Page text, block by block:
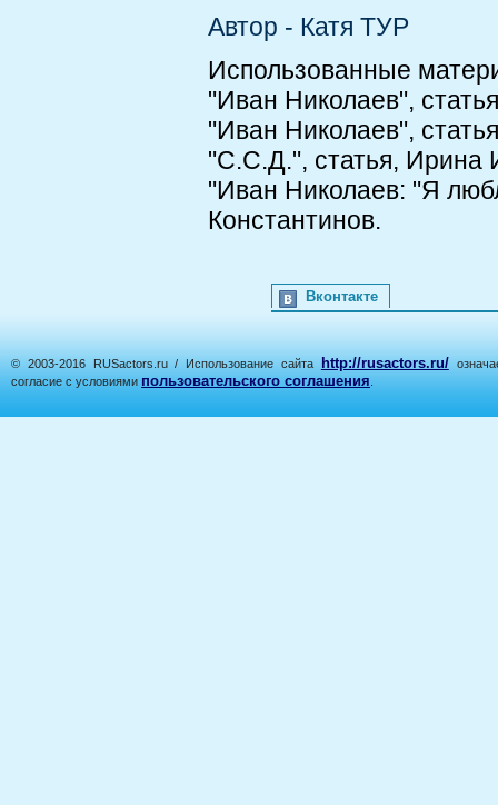
Автор - Катя ТУР
Использованные
"Иван Николаев",
"Иван Николаев",
"С.С.Д.", статья, Ирина
"Иван Николаев: "Я
Константинов.
Вконтакте
© 2003-2016 RUSactors.ru / Использование сайта http://rusactors.ru/
согласие с условиями пользовательского соглашения